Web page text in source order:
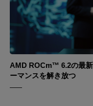
AMD ROCm™ 6.2の最
ーマンスを解き放つ